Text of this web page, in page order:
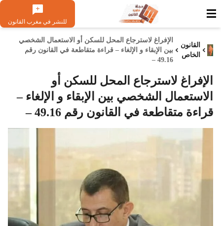
للنشر في مغرب القانون
القانون
الخاص
الإفراغ لاسترجاع المحل للسكن أو الاستعمال الشخصي
بين الإبقاء و الإلغاء – قراءة متقاطعة في القانون رقم
49.16 –
الإفراغ لاسترجاع المحل للسكن أو
الاستعمال الشخصي بين الإبقاء و الإلغاء –
قراءة متقاطعة في القانون رقم 49.16 –